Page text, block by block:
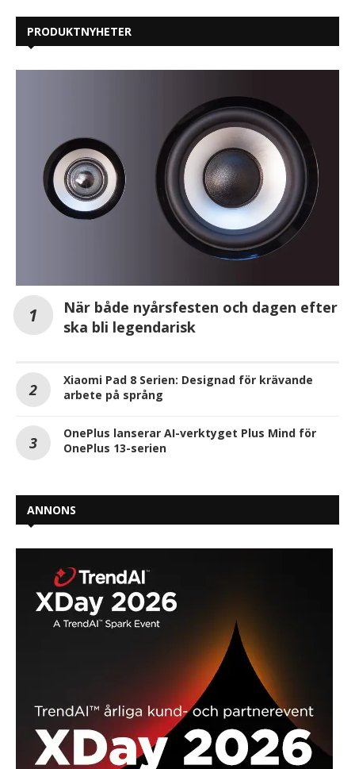
PRODUKTNYHETER
När både nyårsfesten och dagen efter
ska bli legendarisk
Xiaomi Pad 8 Serien: Designad för krävande
arbete på språng
OnePlus lanserar AI-verktyget Plus Mind för
OnePlus 13-serien
ANNONS